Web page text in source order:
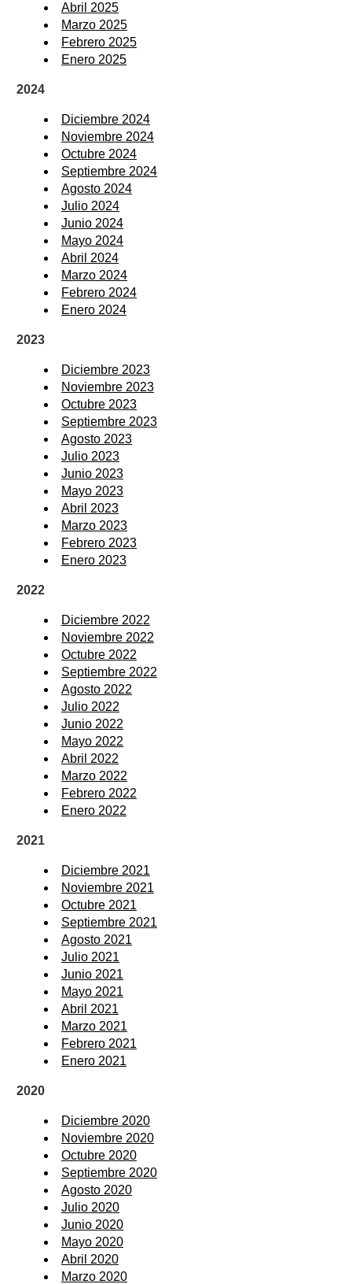
Abril 2025
Marzo 2025
Febrero 2025
Enero 2025
2024
Diciembre 2024
Noviembre 2024
Octubre 2024
Septiembre 2024
Agosto 2024
Julio 2024
Junio 2024
Mayo 2024
Abril 2024
Marzo 2024
Febrero 2024
Enero 2024
2023
Diciembre 2023
Noviembre 2023
Octubre 2023
Septiembre 2023
Agosto 2023
Julio 2023
Junio 2023
Mayo 2023
Abril 2023
Marzo 2023
Febrero 2023
Enero 2023
2022
Diciembre 2022
Noviembre 2022
Octubre 2022
Septiembre 2022
Agosto 2022
Julio 2022
Junio 2022
Mayo 2022
Abril 2022
Marzo 2022
Febrero 2022
Enero 2022
2021
Diciembre 2021
Noviembre 2021
Octubre 2021
Septiembre 2021
Agosto 2021
Julio 2021
Junio 2021
Mayo 2021
Abril 2021
Marzo 2021
Febrero 2021
Enero 2021
2020
Diciembre 2020
Noviembre 2020
Octubre 2020
Septiembre 2020
Agosto 2020
Julio 2020
Junio 2020
Mayo 2020
Abril 2020
Marzo 2020